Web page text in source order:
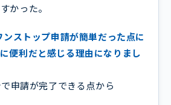
かった。
ストップ申請が簡単だった点に
便利だと感じる理由になりまし
申請が完了できる点から